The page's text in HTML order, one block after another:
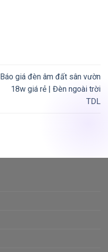
Báo giá đèn âm đất sân vườn
18w giá rẻ | Đèn ngoài trời
TDL